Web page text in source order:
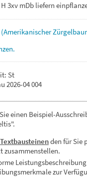
3xv mDb liefern
(Amerikanischer
St
2026-04 004
einen Beispiel-
den für Sie
zusammenstellen.
zur